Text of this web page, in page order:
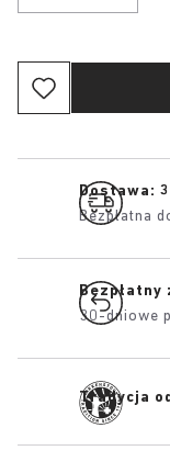
Dostawa:
Bezpłatna
30-dniowe
Tradycja